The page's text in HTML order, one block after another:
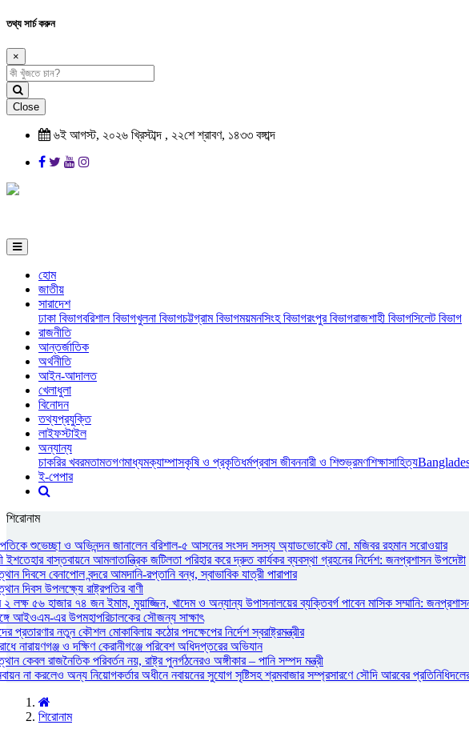
তথ্য সার্চ করুন
×
Close
৬ই আগস্ট, ২০২৬ খ্রিস্টাব্দ , ২২শে শ্রাবণ, ১৪৩৩ বঙ্গাব্দ
হোম
জাতীয়
সারাদেশ
ঢাকা বিভাগবরিশাল বিভাগখুলনা বিভাগচট্টগ্রাম বিভাগময়মনসিংহ বিভাগরংপুর বিভাগরাজশাহী বিভাগসিলেট বিভাগ
রাজনীতি
আন্তর্জাতিক
অর্থনীতি
আইন-আদালত
খেলাধুলা
বিনোদন
তথ্যপ্রযুক্তি
লাইফস্টাইল
অন্যান্য
চাকরির খবরমতামতগণমাধ্যমক্যাম্পাসকৃষি ও প্রকৃতিধর্মপ্রবাস জীবননারী ও শিশুভ্রমণশিক্ষাসাহিত্য
ই-পেপার
শিরোনাম
শুভেচ্ছা ও অভিনন্দন জানালেন বরিশাল-৫ আসনের সংসদ সদস্য অ্যাডভোকেট মো. মজিবর রহমান সরোওয়ার
ইশতেহার বাস্তবায়নে আমলাতান্ত্রিক জটিলতা পরিহার করে দ্রুত কার্যকর ব্যবস্থা গ্রহনের নির্দেশ: জনপ্রশাসন উপদেষ্টা
দিবসে বেনাপোল বন্দরে আমদানি-রপ্তানি বন্ধ, স্বাভাবিক যাত্রী পারাপার
দিবস উপলক্ষ্যে রাষ্ট্রপতির বাণী
লক্ষ ৫৬ হাজার ৭৪ জন ইমাম, মুয়াজ্জিন, খাদেম ও অন্যান্য উপাসনালয়ের ব্যক্তিবর্গ পাবেন মাসিক সম্মানি:
সঙ্গে আইওএম-এর উপমহাপরিচালকের সৌজন্য সাক্ষাৎ
প্রতারণার নতুন কৌশল মোকাবিলায় কঠোর পদক্ষেপের নির্দেশ স্বরাষ্ট্রমন্ত্রীর
নারায়ণগঞ্জ ও দক্ষিণ কেরানীগঞ্জে পরিবেশ অধিদপ্তরের অভিযান
কেবল রাজনৈতিক পরিবর্তন নয়, রাষ্ট্র পুনর্গঠনেরও অঙ্গীকার – পানি সম্পদ মন্ত্রী
না করলেও অন্য নিয়োগকর্তার অধীনে নবায়নের সুযোগ সৃষ্টিসহ শ্রমবাজার সম্প্রসারণে সৌদি আরবের প্রতিনিধিদলের
শিরোনাম